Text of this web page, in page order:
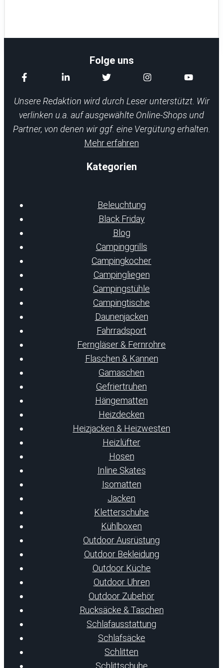
Folge uns
Unsere Redaktion wird durch Leser unterstützt. Wir
verlinken u.a. auf ausgewählte Online-Shops und
Partner, von denen wir ggf. eine Vergütung erhalten.
Mehr erfahren
Kategorien
Beleuchtung
Black Friday
Blog
Campinggrills
Campingkocher
Campingliegen
Campingstühle
Campingtische
Daunenjacken
Fahrradsport
Ferngläser & Fernrohre
Flaschen & Kannen
Gamaschen
Gefriertruhen
Hängematten
Heizdecken
Heizjacken & Heizwesten
Heizlüfter
Hosen
Inline Skates
Isomatten
Jacken
Kletterschuhe
Kühlboxen
Outdoor Ausrüstung
Outdoor Bekleidung
Outdoor Küche
Outdoor Uhren
Outdoor Zubehör
Rucksäcke & Taschen
Schlafausstattung
Schlafsäcke
Schlitten
Schlittschuhe